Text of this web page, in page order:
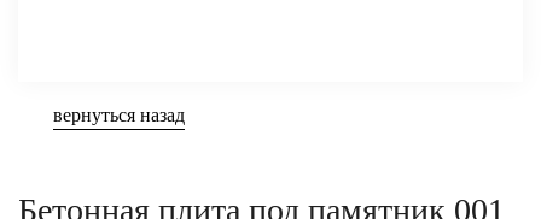
вернуться назад
Бетонная плита под памятник 001